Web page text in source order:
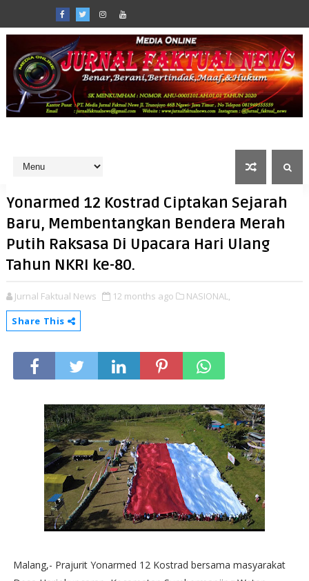
Yonarmed 12 Kostrad Ciptakan Sejarah
Baru, Membentangkan Bendera Merah
Putih Raksasa Di Upacara Hari Ulang
Tahun NKRI ke-80.
Jurnal Faktual News 12 months ago
NASIONAL,
Share This
Malang,- Prajurit Yonarmed 12 Kostrad bersama masyarakat